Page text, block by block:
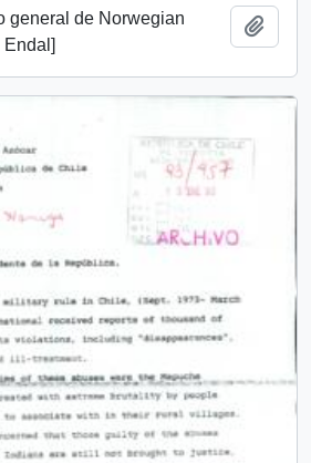
general de Norwegian